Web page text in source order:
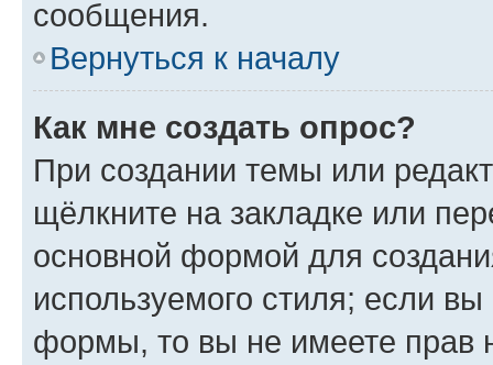
сообщения.
Вернуться к началу
Как мне создать опрос?
При создании темы или
щёлкните на закладке или
основной формой для
используемого стиля; если
формы, то вы не имеете прав